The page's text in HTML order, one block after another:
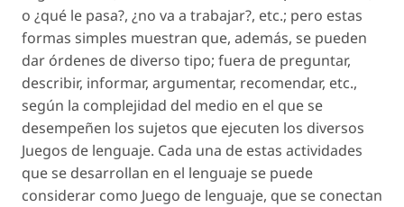
o ¿qué le pasa?, ¿no va a trabajar?, etc.; pero estas
formas simples muestran que, además, se pueden
dar órdenes de diverso tipo; fuera de preguntar,
describir, informar, argumentar, recomendar, etc.,
según la complejidad del medio en el que se
desempeñen los sujetos que ejecuten los diversos
Juegos de lenguaje. Cada una de estas actividades
que se desarrollan en el lenguaje se puede
considerar como Juego de lenguaje, que se conectan